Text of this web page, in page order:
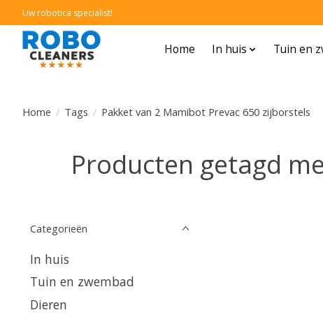
Uw robotica specialist!
Home In huis Tuin en
Home / Tags / Pakket van 2 Mamibot Prevac 650 zijborstels
Producten getagd
Categorieën
In huis
Tuin en zwembad
Dieren